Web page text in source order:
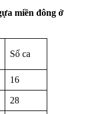
miền đông ở
Số ca
16
28